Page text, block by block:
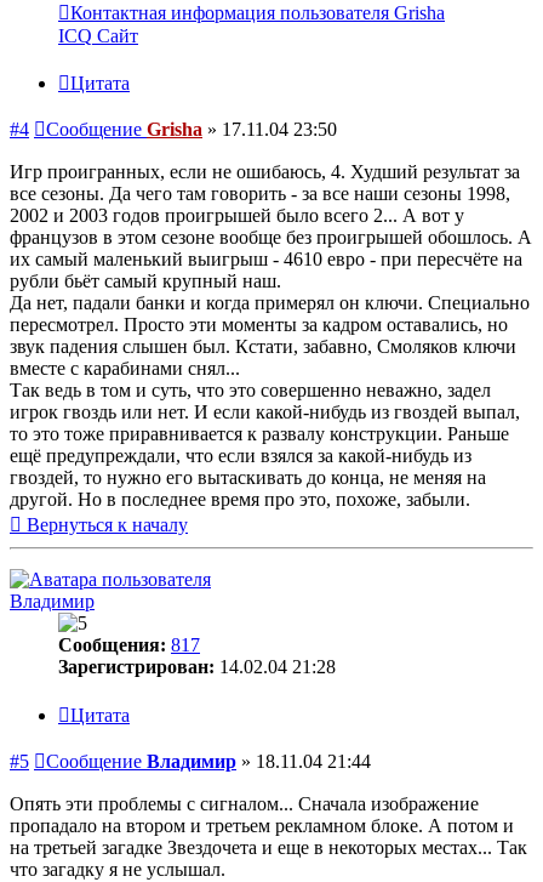
Контактная информация пользователя Grisha
ICQ Сайт
Цитата
#4 Сообщение Grisha » 17.11.04 23:50
Игр проигранных, если не ошибаюсь, 4. Худший результат за
все сезоны. Да чего там говорить - за все наши сезоны 1998,
2002 и 2003 годов проигрышей было всего 2... А вот у
французов в этом сезоне вообще без проигрышей обошлось. А
их самый маленький выигрыш - 4610 евро - при пересчёте на
рубли бьёт самый крупный наш.
Да нет, падали банки и когда примерял он ключи. Специально
пересмотрел. Просто эти моменты за кадром оставались, но
звук падения слышен был. Кстати, забавно, Смоляков ключи
вместе с карабинами снял...
Так ведь в том и суть, что это совершенно неважно, задел
игрок гвоздь или нет. И если какой-нибудь из гвоздей выпал,
то это тоже приравнивается к развалу конструкции. Раньше
ещё предупреждали, что если взялся за какой-нибудь из
гвоздей, то нужно его вытаскивать до конца, не меняя на
другой. Но в последнее время про это, похоже, забыли.
Вернуться к началу
Владимир
Сообщения: 817
Зарегистрирован: 14.02.04 21:28
Цитата
#5 Сообщение Владимир » 18.11.04 21:44
Опять эти проблемы с сигналом... Сначала изображение
пропадало на втором и третьем рекламном блоке. А потом и
на третьей загадке Звездочета и еще в некоторых местах... Так
что загадку я не услышал.